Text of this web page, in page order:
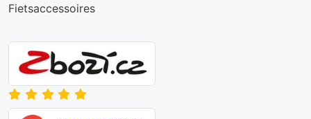
Fietsaccessoires